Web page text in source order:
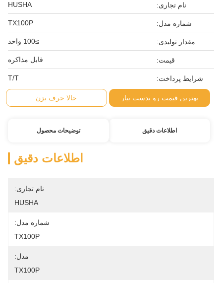
نام تجاری: HUSHA
شماره مدل: TX100P
مقدار تولیدی: ≥100 واحد
قیمت: قابل مذاکره
شرایط پرداخت: T/T
بهترین قیمت رو بدست بیار حالا حرف بزن
اطلاعات دقیق توضیحات محصول
اطلاعات دقیق
نام تجاری:
HUSHA
شماره مدل:
TX100P
مدل:
TX100P